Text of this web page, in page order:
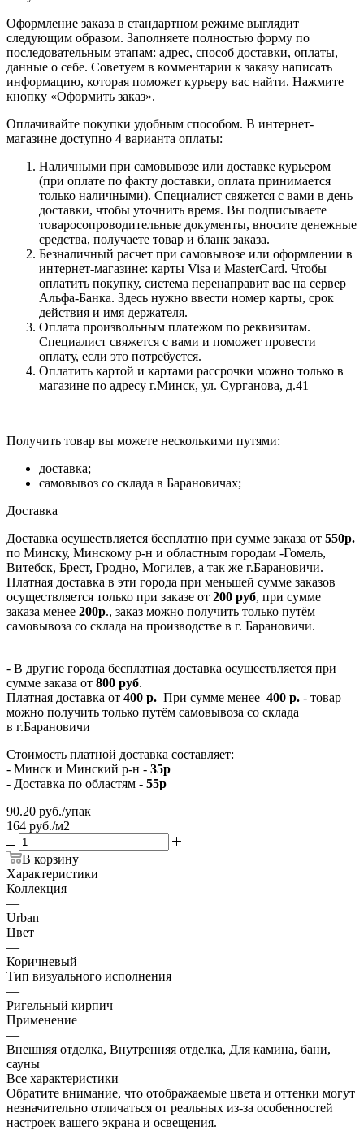
Оформление заказа в стандартном режиме выглядит
следующим образом. Заполняете полностью форму по
последовательным этапам: адрес, способ доставки, оплаты,
данные о себе. Советуем в комментарии к заказу написать
информацию, которая поможет курьеру вас найти. Нажмите
кнопку «Оформить заказ».
Оплачивайте покупки удобным способом. В интернет-
магазине доступно 4 варианта оплаты:
Наличными при самовывозе или доставке курьером
(при оплате по факту доставки, оплата принимается
только наличными). Специалист свяжется с вами в день
доставки, чтобы уточнить время. Вы подписываете
товаросопроводительные документы, вносите денежные
средства, получаете товар и бланк заказа.
Безналичный расчет при самовывозе или оформлении в
интернет-магазине: карты Visa и MasterCard. Чтобы
оплатить покупку, система перенаправит вас на сервер
Альфа-Банка. Здесь нужно ввести номер карты, срок
действия и имя держателя.
Оплата произвольным платежом по реквизитам.
Специалист свяжется с вами и поможет провести
оплату, если это потребуется.
Оплатить картой и картами рассрочки можно только в
магазине по адресу г.Минск, ул. Сурганова, д.41
Получить товар вы можете несколькими путями:
доставка;
самовывоз со склада в Барановичах;
Доставка
Доставка осуществляется бесплатно при сумме заказа от 550р.
по Минску, Минскому р-н и областным городам -Гомель,
Витебск, Брест, Гродно, Могилев, а так же г.Барановичи.
Платная доставка в эти города при меньшей сумме заказов
осуществляется только при заказе от 200 руб, при сумме
заказа менее 200р., заказ можно получить только путём
самовывоза со склада на производстве в г. Барановичи.
- В другие города бесплатная доставка осуществляется при
сумме заказа от 800 руб.
Платная доставка от 400 р. При сумме менее 400 р. - товар
можно получить только путём самовывоза со склада
в г.Барановичи
Стоимость платной доставка составляет:
- Минск и Минский р-н - 35р
- Доставка по областям - 55р
90.20 руб./упак
164 руб./м2
В корзину
Характеристики
Коллекция
—
Urban
Цвет
—
Коричневый
Тип визуального исполнения
—
Ригельный кирпич
Применение
—
Внешняя отделка, Внутренняя отделка, Для камина, бани,
сауны
Все характеристики
Обратите внимание, что отображаемые цвета и оттенки могут
незначительно отличаться от реальных из-за особенностей
настроек вашего экрана и освещения.